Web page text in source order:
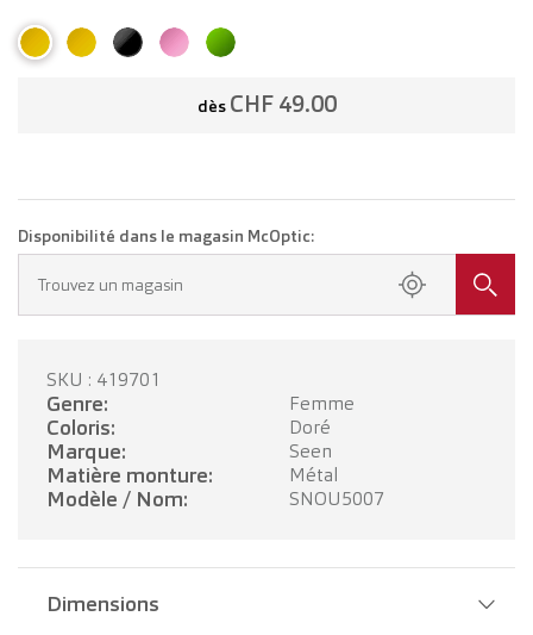
dès CHF 49.00
Disponibilité dans le magasin McOptic:
Trouvez un magasin
SKU : 419701
Genre: Femme
Coloris: Doré
Marque: Seen
Matière monture: Métal
Modèle / Nom: SNOU5007
Dimensions